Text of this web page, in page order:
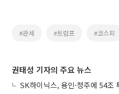
#관세 #트럼프 #코스피
권태성 기자의 주요 뉴스